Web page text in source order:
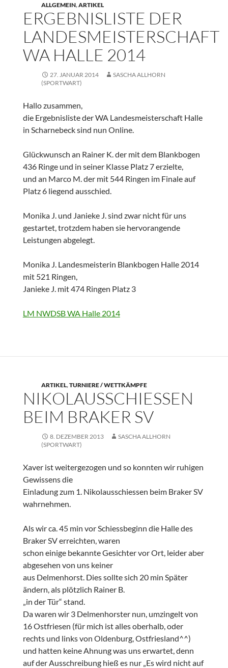
ALLGEMEIN,ARTIKEL
ERGEBNISLISTE DER
LANDESMEISTERSCHAFT
WA HALLE 2014
27. JANUAR 2014
SASCHA ALLHORN
(SPORTWART)
Hallo zusammen,
die Ergebnisliste der WA Landesmeisterschaft Halle
in Scharnebeck sind nun Online.
Glückwunsch an Rainer K. der mit dem Blankbogen
436 Ringe und in seiner Klasse Platz 7 erzielte,
und an Marco M. der mit 544 Ringen im Finale auf
Platz 6 liegend ausschied.
Monika J. und Janieke J. sind zwar nicht für uns
gestartet, trotzdem haben sie hervorangende
Leistungen abgelegt.
Monika J. Landesmeisterin Blankbogen Halle 2014
mit 521 Ringen,
Janieke J. mit 474 Ringen Platz 3
LM NWDSB WA Halle 2014
ARTIKEL,TURNIERE / WETTKÄMPFE
NIKOLAUSSCHIESSEN
BEIM BRAKER SV
8. DEZEMBER 2013
SASCHA ALLHORN
(SPORTWART)
Xaver ist weitergezogen und so konnten wir ruhigen
Gewissens die
Einladung zum 1. Nikolausschiessen beim Braker SV
wahrnehmen.
Als wir ca. 45 min vor Schiessbeginn die Halle des
Braker SV erreichten, waren
schon einige bekannte Gesichter vor Ort, leider aber
abgesehen von uns keiner
aus Delmenhorst. Dies sollte sich 20 min Später
ändern, als plötzlich Rainer B.
„in der Tür“ stand.
Da waren wir 3 Delmenhorster nun, umzingelt von
16 Ostfriesen (für mich ist alles oberhalb, oder
rechts und links von Oldenburg, Ostfriesland^^)
und hatten keine Ahnung was uns erwartet, denn
auf der Ausschreibung hieß es nur „Es wird nicht auf